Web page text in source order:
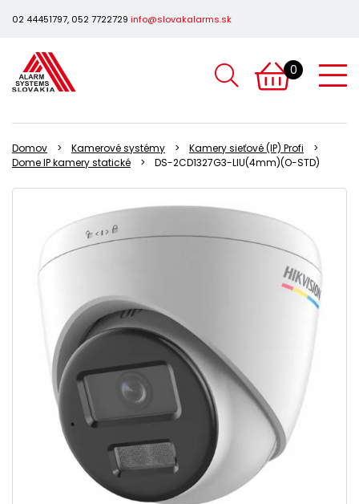
02 44451797, 052 7722729 info@slovakalarms.sk
0
Domov Kamerové systémy
Kamery sieťové (IP) Profi
Dome IP kamery statické
DS-2CD1327G3-LIU(4mm)(O-STD)